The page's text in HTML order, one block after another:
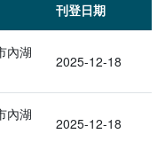
刊登日期
內湖
2025-12-18
內湖
2025-12-18